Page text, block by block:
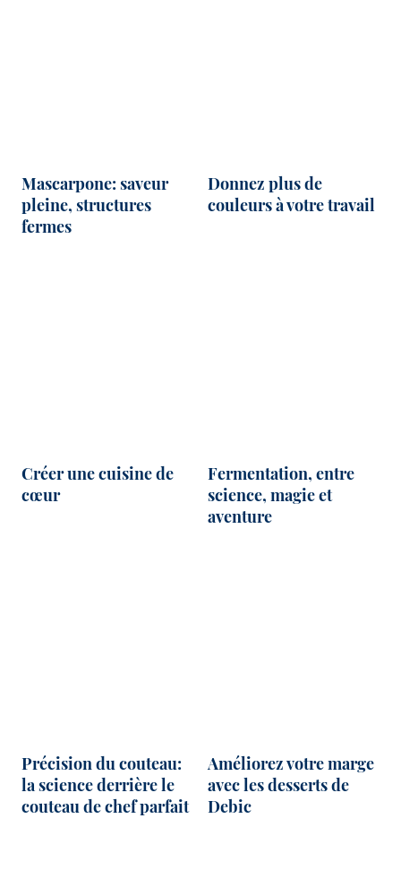
Mascarpone: saveur
pleine, structures
fermes
Donnez plus de
couleurs à votre travail
Créer une cuisine de
cœur
Fermentation, entre
science, magie et
aventure
Précision du couteau:
la science derrière le
couteau de chef parfait
Améliorez votre marge
avec les desserts de
Debic